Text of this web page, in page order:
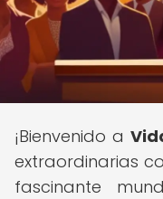
¡Bienvenido a
extraordinarias
fascinante